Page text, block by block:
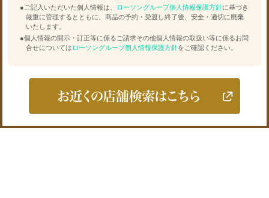
●ご記入いただいた個人情報は、
ローソングループ個人情報保護方針に基づき
厳重に管理するとともに、商品の予約・受渡し終了後、安全・適切に廃棄
いたします。
●個人情報の開示・訂正等に係るご請求その他個人情報の取扱い等に係るお問
合せについては ローソングループ個人情報保護方針を ご確認ください。